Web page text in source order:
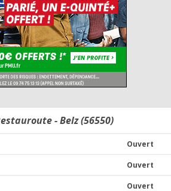
- Belz (56550)
Ouvert
Ouvert
Ouvert